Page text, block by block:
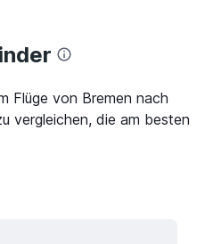
Flüge von Bremen nach
vergleichen, die am besten